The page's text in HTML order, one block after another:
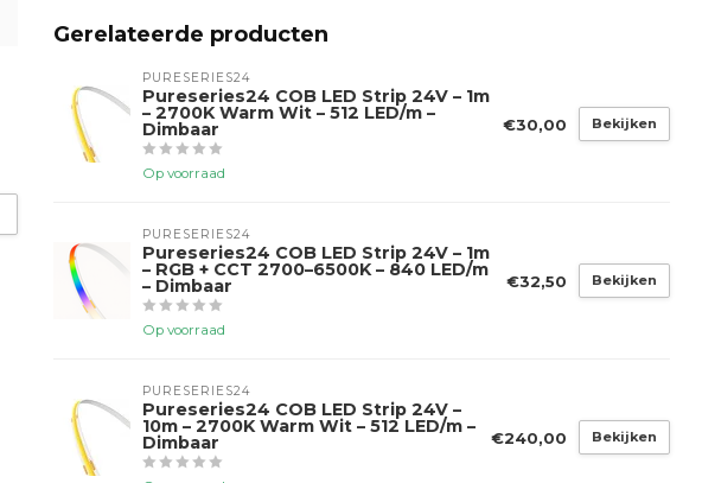
Gerelateerde producten
PURESERIES24
Pureseries24 COB LED Strip 24V – 1m
– 2700K Warm Wit – 512 LED/m –
Dimbaar
Op voorraad
€30,00 Bekijken
PURESERIES24
Pureseries24 COB LED Strip 24V – 1m
– RGB + CCT 2700–6500K – 840 LED/m
– Dimbaar
Op voorraad
€32,50 Bekijken
PURESERIES24
Pureseries24 COB LED Strip 24V –
10m – 2700K Warm Wit – 512 LED/m –
Dimbaar €240,00 Bekijken